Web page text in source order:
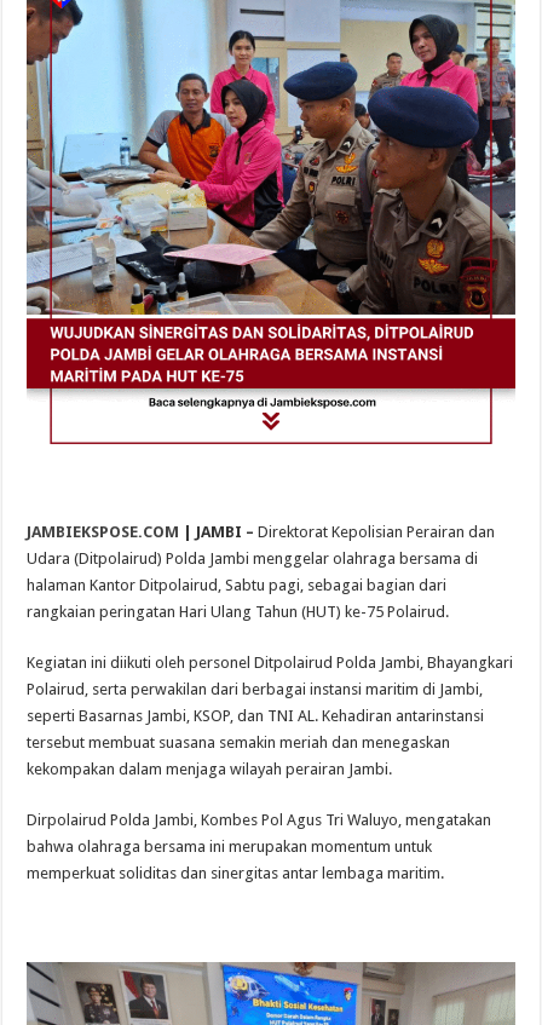
JAMBIEKSPOSE.COM | JAMBI – Direktorat Kepolisian Perairan dan
Udara (Ditpolairud) Polda Jambi menggelar olahraga bersama di
halaman Kantor Ditpolairud, Sabtu pagi, sebagai bagian dari
rangkaian peringatan Hari Ulang Tahun (HUT) ke-75 Polairud.
Kegiatan ini diikuti oleh personel Ditpolairud Polda Jambi, Bhayangkari
Polairud, serta perwakilan dari berbagai instansi maritim di Jambi,
seperti Basarnas Jambi, KSOP, dan TNI AL. Kehadiran antarinstansi
tersebut membuat suasana semakin meriah dan menegaskan
kekompakan dalam menjaga wilayah perairan Jambi.
Dirpolairud Polda Jambi, Kombes Pol Agus Tri Waluyo, mengatakan
bahwa olahraga bersama ini merupakan momentum untuk
memperkuat soliditas dan sinergitas antar lembaga maritim.